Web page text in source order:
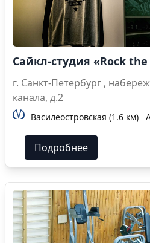
Сайкл-студия «Rock the
г. Санкт-Петербург , набережная Адмиралтейского
канала, д.2
Василеостровская (1.6 км)
Подробнее